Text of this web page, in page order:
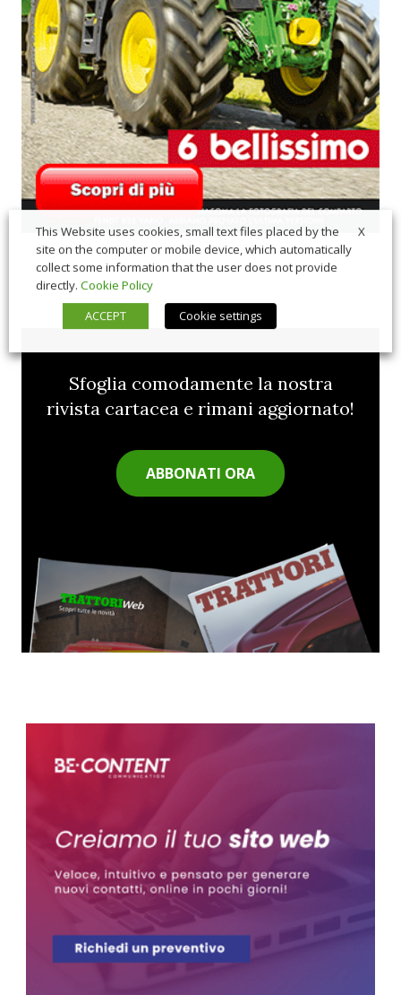
Sfoglia comodamente la nostra
rivista cartacea e rimani aggiornato!
ABBONATI ORA
X
This Website uses cookies, small text files placed by the
site on the computer or mobile device, which automatically
collect some information that the user does not provide
directly. Cookie Policy
ACCEPT
Cookie settings